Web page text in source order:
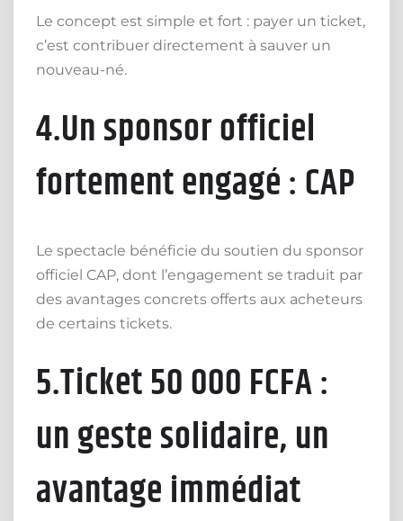
Le concept est simple et fort : payer un ticket,
c’est contribuer directement à sauver un
nouveau-né.
4.Un sponsor officiel
fortement engagé : CAP
Le spectacle bénéficie du soutien du sponsor
officiel CAP, dont l’engagement se traduit par
des avantages concrets offerts aux acheteurs
de certains tickets.
5.Ticket 50 000 FCFA :
un geste solidaire, un
avantage immédiat